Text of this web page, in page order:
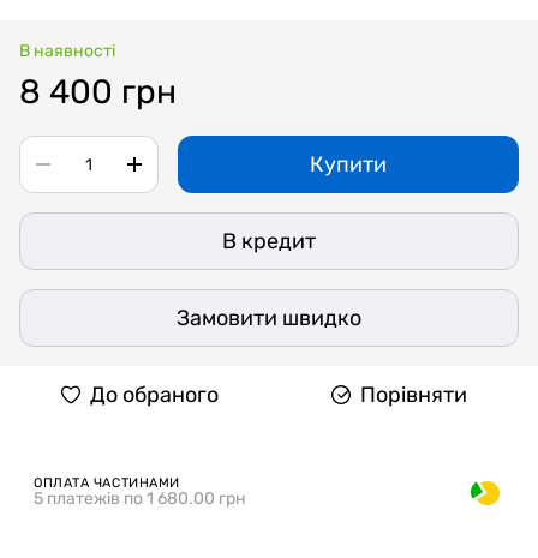
В наявності
8 400 грн
Купити
В кредит
Замовити швидко
До обраного Порівняти
ОПЛАТА ЧАСТИНАМИ
5 платежів по 1 680.00 грн